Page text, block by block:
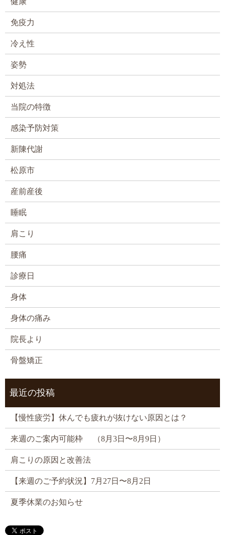
免疫力
冷え性
姿勢
対処法
当院の特徴
感染予防対策
新陳代謝
松原市
産前産後
睡眠
肩こり
腰痛
診療日
身体
身体の痛み
院長より
骨盤矯正
最近の投稿
【慢性疲労】休んでも疲れが抜けない原因とは？
来週のご案内可能枠 （8月3日〜8月9日）
肩こりの原因と改善法
【来週のご予約状況】7月27日〜8月2日
夏季休業のお知らせ